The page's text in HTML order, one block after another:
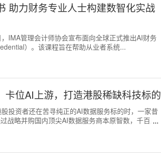
助力财务专业人士构建数智化实战
IMA管理会计师协会宣布面向全球正式推出AI财务
）。该课程旨在帮助从业者系统...
卡位AI上游，打造港股稀缺科技标的
投资者还在苦寻纯正的AI数据服务标的时，一家昔
战略并购国内顶尖AI数据服务商本原智数，千百度